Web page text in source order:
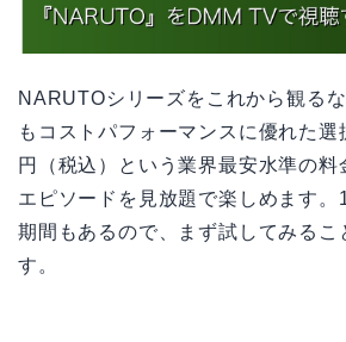
NARUTOシリーズをこれから観るな
もコストパフォーマンスに優れた
円（税込）という業界最安水準の
エピソードを見放題で楽しめます。
期間もあるので、まず試してみるこ
す。